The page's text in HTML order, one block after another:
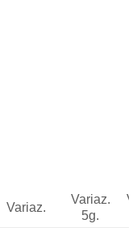
Variaz.
Variaz.
5g.